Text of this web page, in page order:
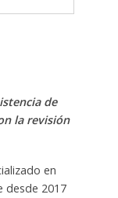
de
la revisión
en
desde 2017